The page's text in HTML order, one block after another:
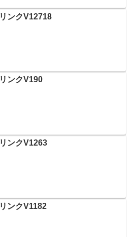
リンクV12718
リンクV190
リンクV1263
リンクV1182